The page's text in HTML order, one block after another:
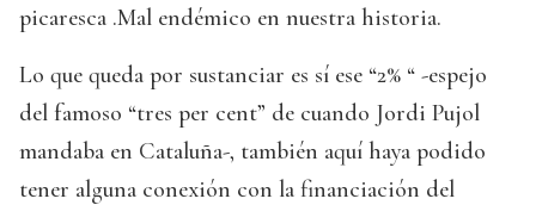
picaresca .Mal endémico en nuestra historia.
Lo que queda por sustanciar es sí ese “2% “ -espejo
del famoso “tres per cent” de cuando Jordi Pujol
mandaba en Cataluña-, también aquí haya podido
tener alguna conexión con la financiación del